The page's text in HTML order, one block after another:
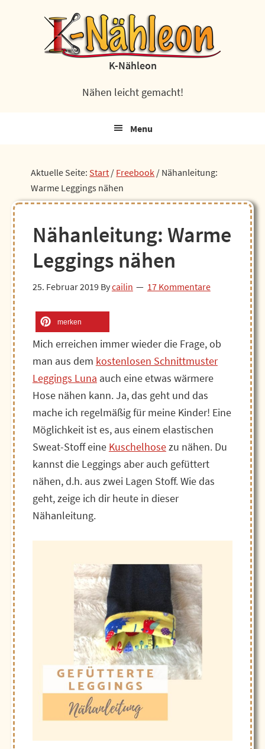
Hauptnavigation
Seitenspalte
K-Nähleon
Nähen leicht gemacht!
Menu
Aktuelle Seite: Start / Freebook / Nähanleitung:
Warme Leggings nähen
Nähanleitung: Warme
Leggings nähen
25. Februar 2019Bycailin 17 Kommentare
merken
Mich erreichen immer wieder die Frage, ob
man aus dem kostenlosen Schnittmuster
Leggings Luna auch eine etwas wärmere
Hose nähen kann. Ja, das geht und das
mache ich regelmäßig für meine Kinder! Eine
Möglichkeit ist es, aus einem elastischen
Sweat-Stoff eine Kuschelhosezu nähen. Du
kannst die Leggings aber auch gefüttert
nähen, d.h. aus zwei Lagen Stoff. Wie das
geht, zeige ich dir heute in dieser
Nähanleitung.